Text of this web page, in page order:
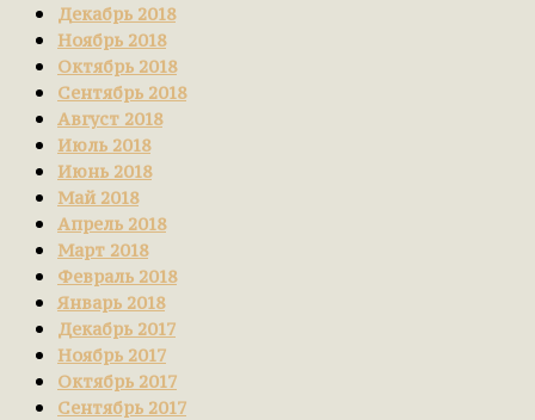
Декабрь 2018
Ноябрь 2018
Октябрь 2018
Сентябрь 2018
Август 2018
Июль 2018
Июнь 2018
Май 2018
Апрель 2018
Март 2018
Февраль 2018
Январь 2018
Декабрь 2017
Ноябрь 2017
Октябрь 2017
Сентябрь 2017